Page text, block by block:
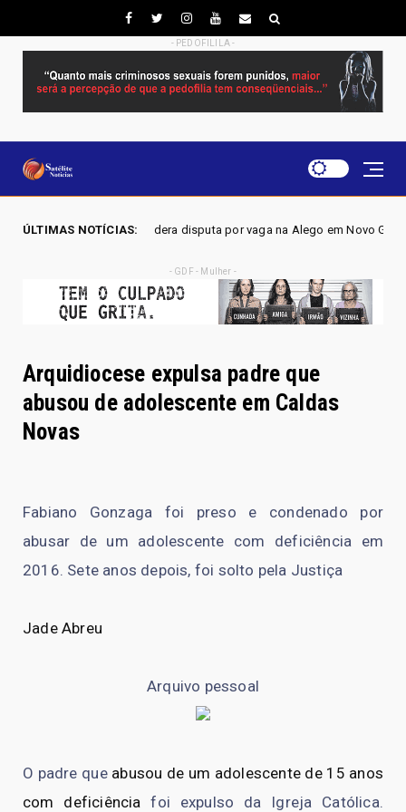
- PEDOFILILA -
ÚLTIMAS NOTÍCIAS:
lidera disputa por vaga na Alego em Novo Gama, aponta pesquisa
- GDF - Mulher -
Arquidiocese expulsa padre que
abusou de adolescente em Caldas
Novas
Fabiano Gonzaga foi preso e condenado por
abusar de um adolescente com deficiência em
2016. Sete anos depois, foi solto pela Justiça
Jade Abreu
Arquivo pessoal
O padre que abusou de um adolescente de 15 anos
com deficiência foi expulso da Igreja Católica.